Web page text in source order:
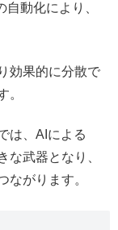
動化により、
効果的に分散で
。
は、AIによる
な武器となり、
ながります。